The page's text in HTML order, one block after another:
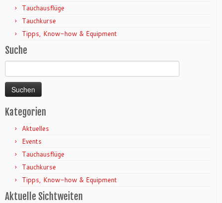
Tauchausflüge
Tauchkurse
Tipps, Know-how & Equipment
Suche
Suchen
nach:
Kategorien
Aktuelles
Events
Tauchausflüge
Tauchkurse
Tipps, Know-how & Equipment
Aktuelle Sichtweiten